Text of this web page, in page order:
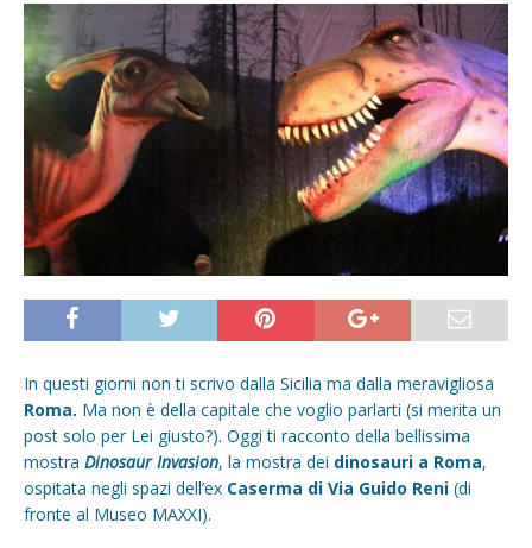
In questi giorni non ti scrivo dalla Sicilia ma dalla meravigliosa
Roma. Ma non è della capitale che voglio parlarti (si merita un
post solo per Lei giusto?). Oggi ti racconto della bellissima
mostra Dinosaur Invasion, la mostra dei dinosauri a Roma,
ospitata negli spazi dell’ex Caserma di Via Guido Reni (di
fronte al Museo MAXXI).